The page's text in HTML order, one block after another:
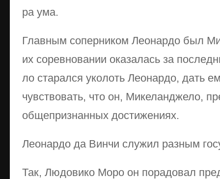
ра ума.
Глав­ным со­пер­ни­ком Ле­о­нар­до был
их со­рев­но­ва­нии ока­за­лась за
ло ста­рал­ся уко­лоть Ле­о­нар­до, дать
чув­ст­во­вать, что он, Ми­ке­ланд­же­ло,
об­ще­при­знан­ных дос­ти­же­ни­ях.
Ле­о­нар­до да Вин­чи слу­жил раз­ным
Так, Лю­до­ви­ко Мо­ро он по­ра­до­вал